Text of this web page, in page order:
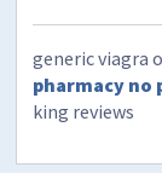
generic viagra
pharmacy no
king reviews